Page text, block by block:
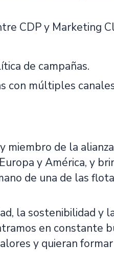
CDP y Marketing
de campañas.
con múltiples
miembro de la
y América, y
de una de las
la sostenibilidad y
en constante
y quieran